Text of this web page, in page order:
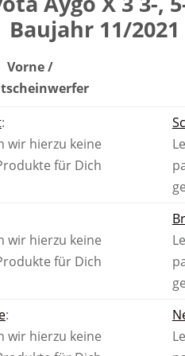
Baujahr 11/
Vorne /
:
wir hierzu keine
für Dich
wir hierzu keine
für Dich
:
wir hierzu keine